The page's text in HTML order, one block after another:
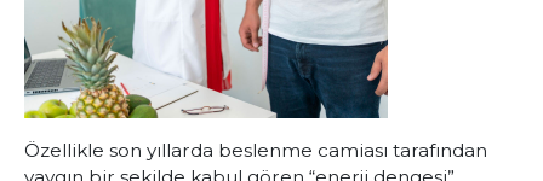
Özellikle son yıllarda beslenme camiası tarafından